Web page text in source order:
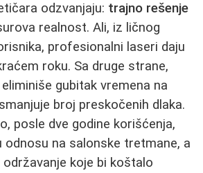
odzvanjaju: trajno rešenje
realnost. Ali, iz ličnog
profesionalni laseri daju
roku. Sa druge strane,
gubitak vremena na
broj preskočenih dlaka.
posle dve godine korišćenja,
odnosu na salonske tretmane, a
koje bi koštalo